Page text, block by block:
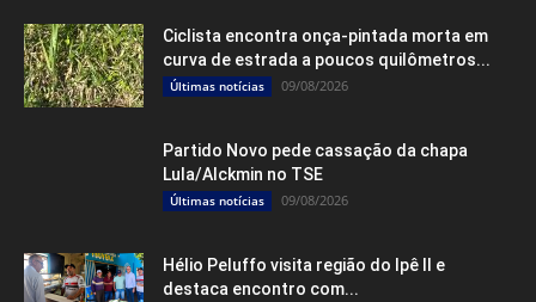
Ciclista encontra onça-pintada morta em
curva de estrada a poucos quilômetros...
Últimas notícias 09/08/2026
Partido Novo pede cassação da chapa
Lula/Alckmin no TSE
Últimas notícias 09/08/2026
Hélio Peluffo visita região do Ipê II e
destaca encontro com...